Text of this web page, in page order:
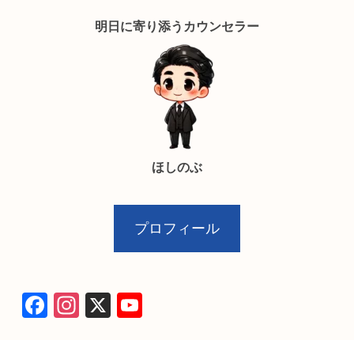
明日に寄り添うカウンセラー
ほしのぶ
プロフィール
F
In
X